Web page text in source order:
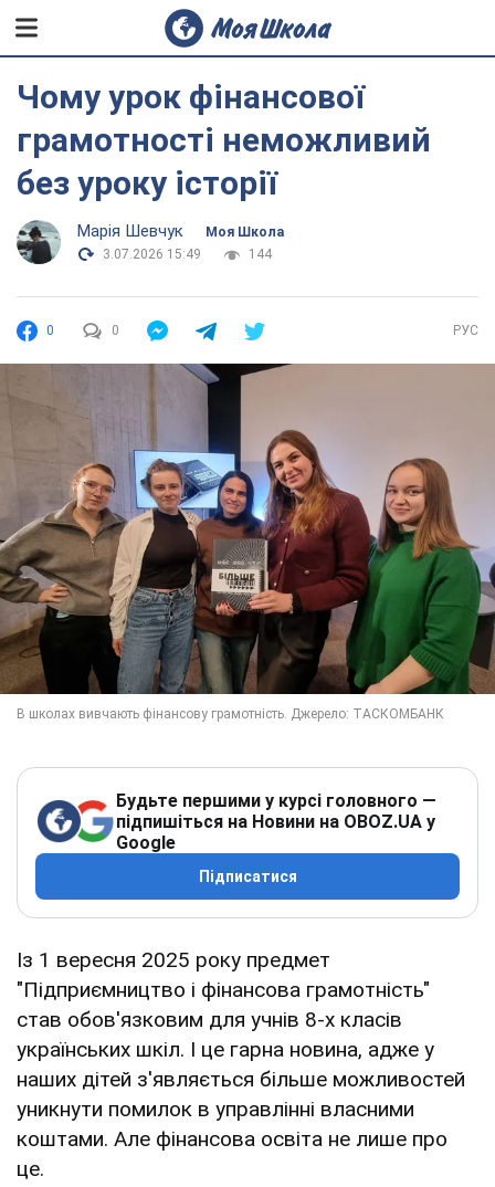
Чому урок фінансової
грамотності неможливий
без уроку історії
Марія Шевчук
Моя Школа
3.07.2026 15:49
144
0 0 РУС
Будьте першими у курсі головного —
підпишіться на Новини на OBOZ.UA у
Google
Підписатися
Із 1 вересня 2025 року предмет
"Підприємництво і фінансова грамотність"
став обов'язковим для учнів 8-х класів
українських шкіл. І це гарна новина, адже у
наших дітей з'являється більше можливостей
уникнути помилок в управлінні власними
коштами. Але фінансова освіта не лише про
це.